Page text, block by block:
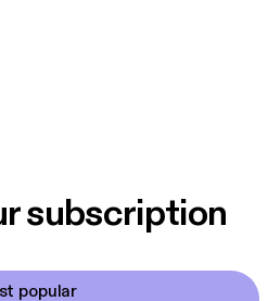
subscription
popular